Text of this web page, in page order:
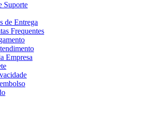
Suporte
de Entrega
Frequentes
Empresa